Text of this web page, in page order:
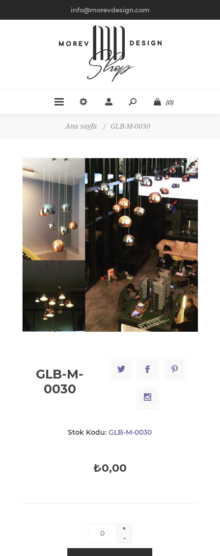
info@morevdesign.com
(0)
Ana sayfa / GLB-M-0030
GLB-M-
0030
Stok Kodu: GLB-M-0030
₺0,00
+
-